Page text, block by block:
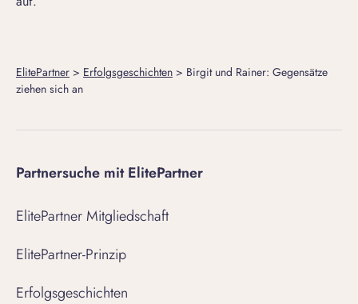
ElitePartner > Erfolgsgeschichten > Birgit und Rainer: Gegensätze
ziehen sich an
Partnersuche mit ElitePartner
ElitePartner Mitgliedschaft
ElitePartner-Prinzip
Erfolgsgeschichten